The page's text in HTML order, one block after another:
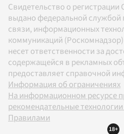
Свидетельство о
выдано федеральной службой
связи, информационных
коммуникаций (Роскомнадзор)
несет ответственности за
содержащейся в рекламных
предоставляет справочной
Информация об ограничениях
На информационном ресурсе
рекомендательные
Правилами
18+